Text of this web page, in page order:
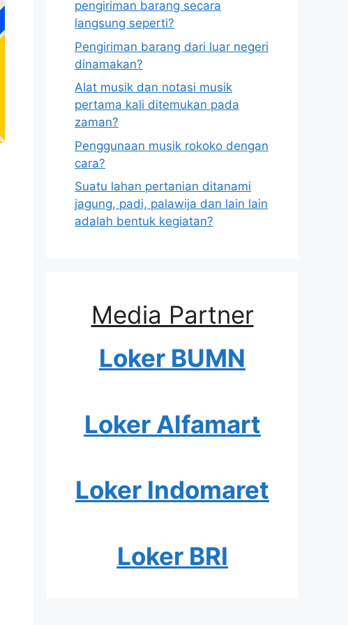
pengiriman barang secara
langsung seperti?
Pengiriman barang dari luar negeri
dinamakan?
Alat musik dan notasi musik
pertama kali ditemukan pada
zaman?
Penggunaan musik rokoko dengan
cara?
Suatu lahan pertanian ditanami
jagung, padi, palawija dan lain lain
adalah bentuk kegiatan?
Media Partner
Loker BUMN
Loker Alfamart
Loker Indomaret
Loker BRI